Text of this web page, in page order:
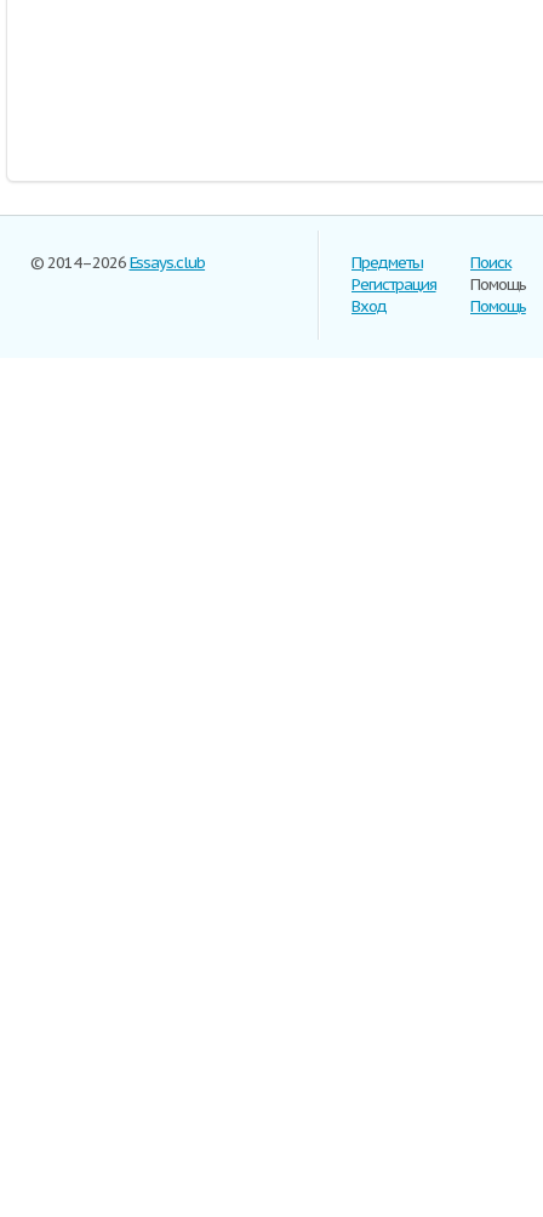
© 2014–2026Essays.club
Предметы
Регистрация
Вход
Поиск
Помощь
Помощь